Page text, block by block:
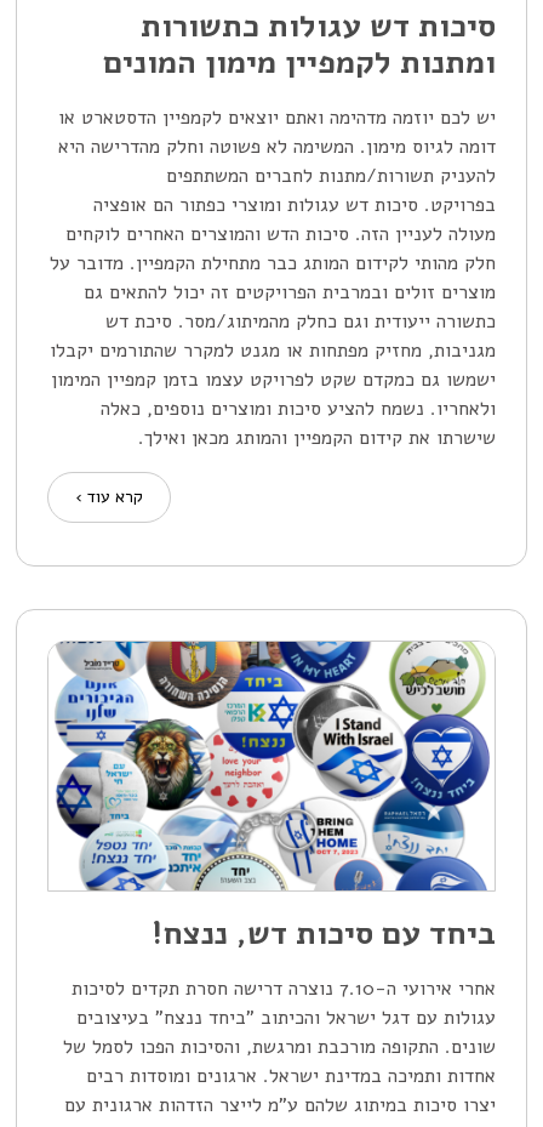
סיכות דש עגולות כתשורות
ומתנות לקמפיין מימון המונים
יש לכם יוזמה מדהימה ואתם יוצאים לקמפיין הדסטארט או
דומה לגיוס מימון. המשימה לא פשוטה וחלק מהדרישה היא
להעניק תשורות/מתנות לחברים המשתתפים
בפרויקט. סיכות דש עגולות ומוצרי כפתור הם אופציה
מעולה לעניין הזה. סיכות הדש והמוצרים האחרים לוקחים
חלק מהותי לקידום המותג כבר מתחילת הקמפיין. מדובר על
מוצרים זולים ובמרבית הפרויקטים זה יכול להתאים גם
כתשורה ייעודית וגם כחלק מהמיתוג/מסר. סיכת דש
מגניבות, מחזיק מפתחות או מגנט למקרר שהתורמים יקבלו
ישמשו גם כמקדם שקט לפרויקט עצמו בזמן קמפיין המימון
ולאחריו. נשמח להציע סיכות ומוצרים נוספים, כאלה
שישרתו את קידום הקמפיין והמותג מכאן ואילך.
קרא עוד ›
ביחד עם סיכות דש, ננצח!
אחרי אירועי ה-7.10 נוצרה דרישה חסרת תקדים לסיכות
עגולות עם דגל ישראל והכיתוב "ביחד ננצח" בעיצובים
שונים. התקופה מורכבת ומרגשת, והסיכות הפכו לסמל של
אחדות ותמיכה במדינת ישראל. ארגונים ומוסדות רבים
יצרו סיכות במיתוג שלהם ע"מ לייצר הזדהות ארגונית עם